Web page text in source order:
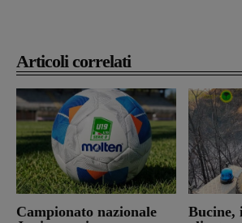
Articoli correlati
Campionato nazionale
Bucine,